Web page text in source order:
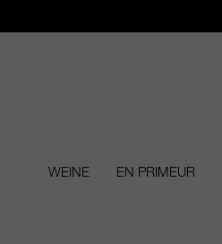
WEINE EN PRIMEUR